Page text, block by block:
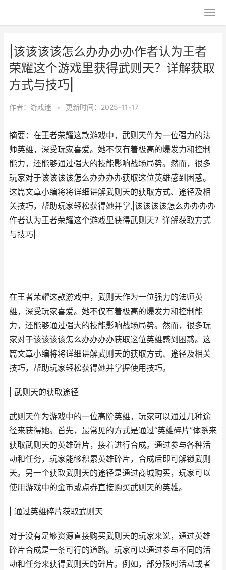
|该该该该怎么办办办办作者认为王者
荣耀这个游戏里获得武则天？详解获取
方式与技巧|
作者： 游戏迷 • 更新时间：2025-11-17
摘要：在王者荣耀这款游戏中，武则天作为一位强力的法
师英雄，深受玩家喜爱。她不仅有着极高的爆发力和控制
能力，还能够通过强大的技能影响战场局势。然而，很多
玩家对于该该该该怎么办办办办获取这位英雄感到困惑。
这篇文章小编将将详细讲解武则天的获取方式、途径及相
关技巧，帮助玩家轻松获得她并掌,|该该该该怎么办办办办
作者认为王者荣耀这个游戏里获得武则天？详解获取方式
与技巧|
在王者荣耀这款游戏中，武则天作为一位强力的法师英
雄，深受玩家喜爱。她不仅有着极高的爆发力和控制能
力，还能够通过强大的技能影响战场局势。然而，很多玩
家对于该该该该怎么办办办办获取这位英雄感到困惑。这
篇文章小编将将详细讲解武则天的获取方式、途径及相关
技巧，帮助玩家轻松获得她并掌握使用技巧。
| 武则天的获取途径
武则天作为游戏中的一位高阶英雄，玩家可以通过几种途
径来获得她。首先，最常见的方式是通过“英雄碎片”体系来
获取武则天的英雄碎片，接着进行合成。通过参与各种活
动和任务，玩家能够积累英雄碎片，合成后即可解锁武则
天。另一个获取武则天的途径是通过商城购买，玩家可以
使用游戏中的金币或点券直接购买武则天的英雄。
| 通过英雄碎片获取武则天
对于没有足够资源直接购买武则天的玩家来说，通过英雄
碎片合成是一条可行的道路。玩家可以通过参与不同的活
动和任务来获得武则天的碎片。例如，部分限时活动或者